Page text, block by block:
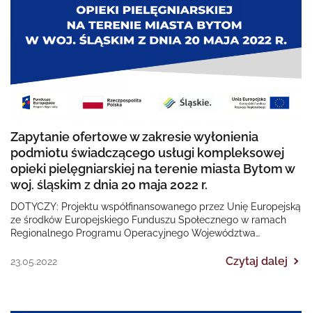
Zapytanie ofertowe w zakresie wyłonienia
podmiotu świadczącego usługi kompleksowej
opieki pielęgniarskiej na terenie miasta Bytom w
woj. śląskim z dnia 20 maja 2022 r.
DOTYCZY: Projektu współfinansowanego przez Unię Europejską
ze środków Europejskiego Funduszu Społecznego w ramach
Regionalnego Programu Operacyjnego Województwa
23.05.2022
Czytaj dalej